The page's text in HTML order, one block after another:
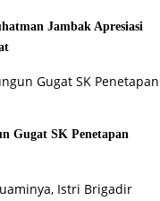
Jambak Apresiasi
Gugat SK Penetapan